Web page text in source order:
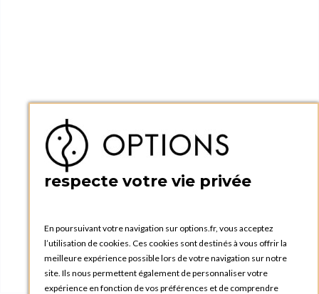
respecte votre vie privée
En poursuivant votre navigation sur options.fr, vous acceptez
l’utilisation de cookies. Ces cookies sont destinés à vous offrir la
meilleure expérience possible lors de votre navigation sur notre
site. Ils nous permettent également de personnaliser votre
expérience en fonction de vos préférences et de comprendre